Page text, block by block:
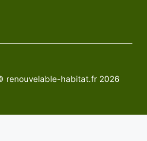
renouvelable-habitat.fr 2026